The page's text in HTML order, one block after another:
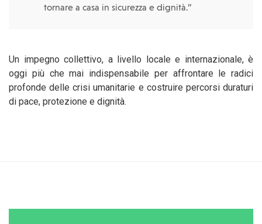
tornare a casa in sicurezza e dignità.”
Un impegno collettivo, a livello locale e internazionale, è
oggi più che mai indispensabile per affrontare le radici
profonde delle crisi umanitarie e costruire percorsi duraturi
di pace, protezione e dignità.